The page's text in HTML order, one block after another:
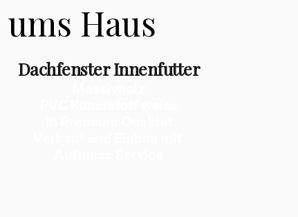
Haus
Dachfenster Innenfutter